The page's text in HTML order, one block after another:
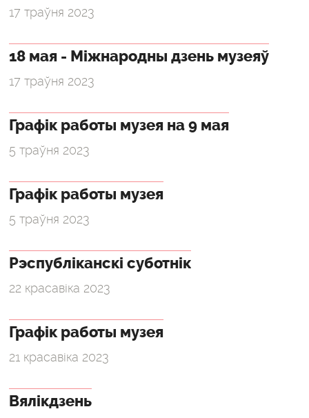
17 траўня 2023
18 мая - Міжнародны дзень музеяў
17 траўня 2023
Графік работы музея на 9 мая
5 траўня 2023
Графік работы музея
5 траўня 2023
Рэспубліканскі суботнік
22 красавіка 2023
Графік работы музея
21 красавіка 2023
Вялікдзень